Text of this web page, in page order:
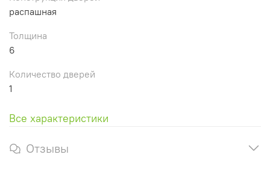
распашная
Толщина
6
Количество дверей
1
Все характеристики
Отзывы